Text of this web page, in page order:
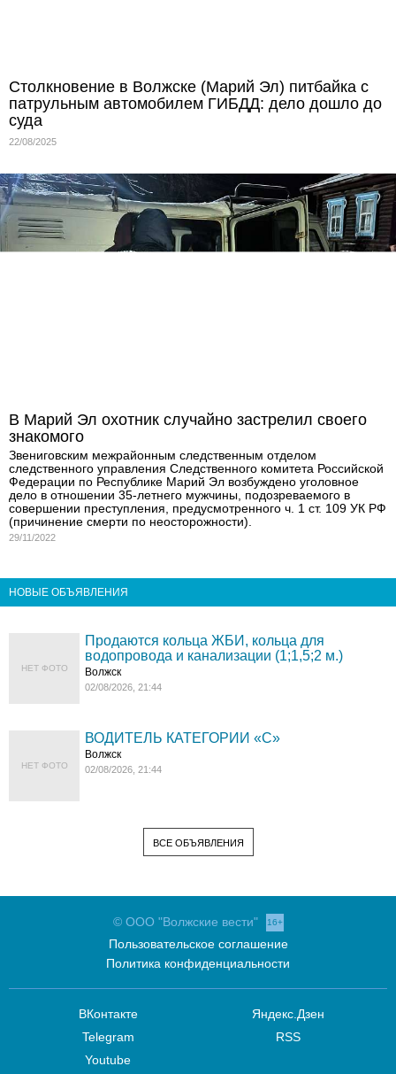
Столкновение в Волжске (Марий Эл) питбайка с
патрульным автомобилем ГИБДД: дело дошло до
суда
22/08/2025
В Марий Эл охотник случайно застрелил своего
знакомого
Звениговским межрайонным следственным отделом
следственного управления Следственного комитета Российской
Федерации по Республике Марий Эл возбуждено уголовное
дело в отношении 35-летнего мужчины, подозреваемого в
совершении преступления, предусмотренного ч. 1 ст. 109 УК РФ
(причинение смерти по неосторожности).
29/11/2022
НОВЫЕ ОБЪЯВЛЕНИЯ
НЕТ ФОТО
Продаются кольца ЖБИ, кольца для
водопровода и канализации (1;1,5;2 м.)
Волжск
02/08/2026, 21:44
НЕТ ФОТО
ВОДИТЕЛЬ КАТЕГОРИИ «C»
Волжск
02/08/2026, 21:44
ВСЕ ОБЪЯВЛЕНИЯ
© ООО "Волжские вести" 16+
Пользовательское соглашение
Политика конфиденциальности
ВКонтакте
Telegram
Youtube
Яндекс.Дзен
RSS